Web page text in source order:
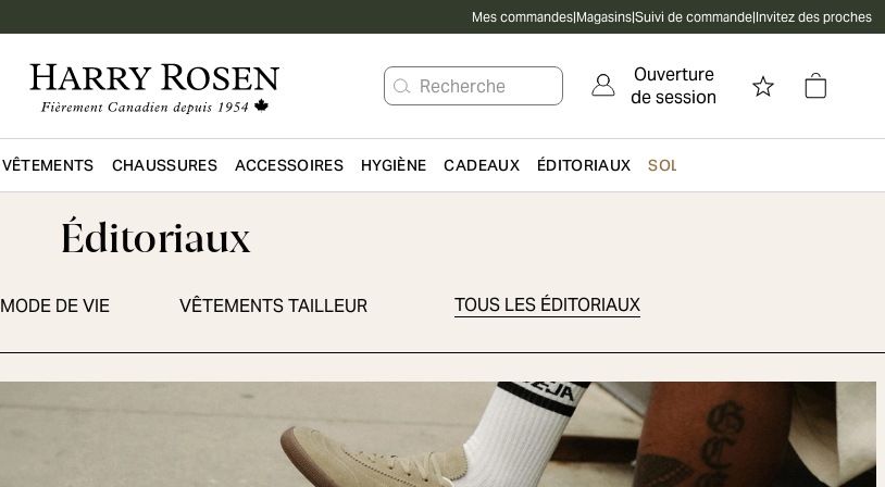
Mes commandes|Magasins|Suivi de commande|Invitez des proches
Recherche
Ouverture
de session
Passer au contenu principal
VÊTEMENTS CHAUSSURES ACCESSOIRES HYGIÈNE CADEAUX ÉDITORIAUX SOLDES
Éditoriaux
MODE DE VIE VÊTEMENTS TAILLEUR TOUS LES ÉDITORIAUX